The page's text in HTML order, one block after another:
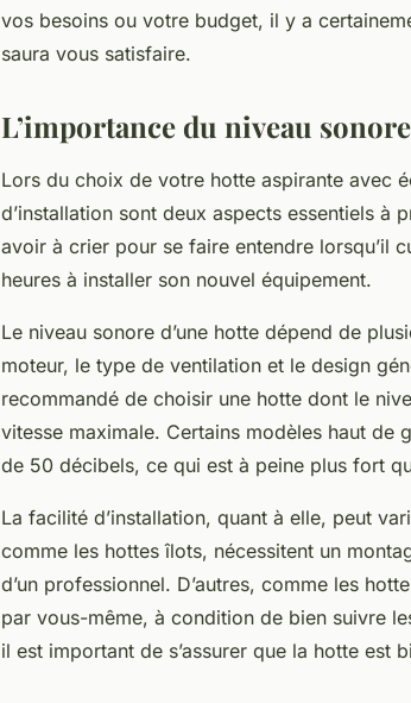
vos besoins ou votre budget, il y a
saura vous satisfaire.
L’importance du niveau
Lors du choix de votre hotte aspirante avec
d’installation sont deux aspects essentiels à
avoir à crier pour se faire entendre lorsqu’il
heures à installer son nouvel équipement.
Le niveau sonore d’une hotte dépend de
moteur, le type de ventilation et le design
recommandé de choisir une hotte dont le
vitesse maximale. Certains modèles haut de
de 50 décibels, ce qui est à peine plus fort
La facilité d’installation, quant à elle, peut
comme les hottes îlots, nécessitent un
d’un professionnel. D’autres, comme les
par vous-même, à condition de bien suivre
il est important de s’assurer que la hotte est